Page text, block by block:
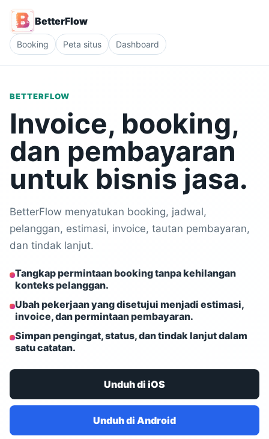
BetterFlow
Booking Peta situs Dashboard
BETTERFLOW
Invoice, booking,
dan pembayaran
untuk bisnis jasa.
BetterFlow menyatukan booking, jadwal,
pelanggan, estimasi, invoice, tautan pembayaran,
dan tindak lanjut.
Tangkap permintaan booking tanpa kehilangan
konteks pelanggan.
Ubah pekerjaan yang disetujui menjadi estimasi,
invoice, dan permintaan pembayaran.
Simpan pengingat, status, dan tindak lanjut dalam
satu catatan.
Unduh di iOS
Unduh di Android